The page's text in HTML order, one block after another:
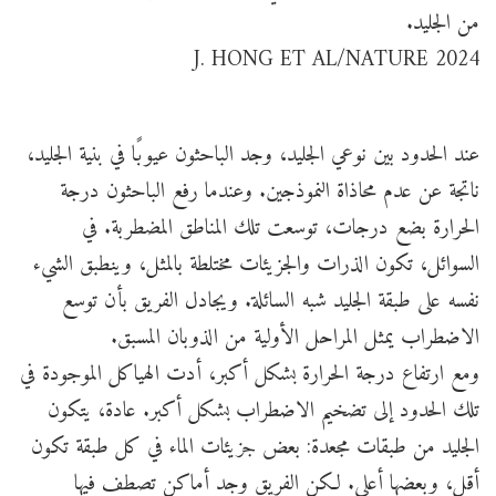
من الجليد.
J. HONG ET AL/NATURE 2024
عند الحدود بين نوعي الجليد، وجد الباحثون عيوبًا في بنية الجليد،
ناتجة عن عدم محاذاة النموذجين. وعندما رفع الباحثون درجة
الحرارة بضع درجات، توسعت تلك المناطق المضطربة. في
السوائل، تكون الذرات والجزيئات مختلطة بالمثل، وينطبق الشيء
نفسه على طبقة الجليد شبه السائلة. ويجادل الفريق بأن توسع
الاضطراب يمثل المراحل الأولية من الذوبان المسبق.
ومع ارتفاع درجة الحرارة بشكل أكبر، أدت الهياكل الموجودة في
تلك الحدود إلى تضخيم الاضطراب بشكل أكبر. عادة، يتكون
الجليد من طبقات مجعدة: بعض جزيئات الماء في كل طبقة تكون
أقل، وبعضها أعلى. لكن الفريق وجد أماكن تصطف فيها